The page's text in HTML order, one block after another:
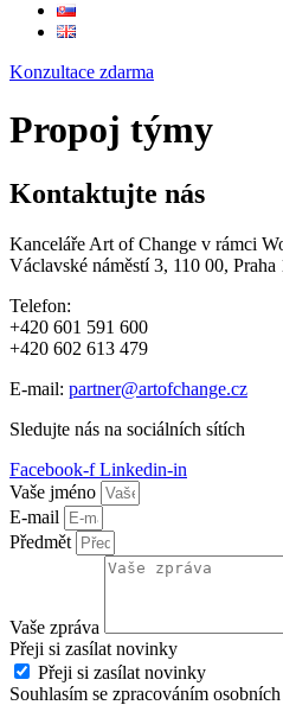
Konzultace zdarma
Propoj týmy
Kontaktujte nás
Kanceláře Art of Change v rámci
Václavské náměstí 3, 110 00, Praha
Telefon:
+420 601 591 600
+420 602 613 479
E-mail: partner@artofchange.cz
Sledujte nás na sociálních sítích
Facebook-f Linkedin-in
Vaše jméno
E-mail
Předmět
Vaše zpráva
Přeji si zasílat novinky
Přeji si zasílat novinky
Souhlasím se zpracováním